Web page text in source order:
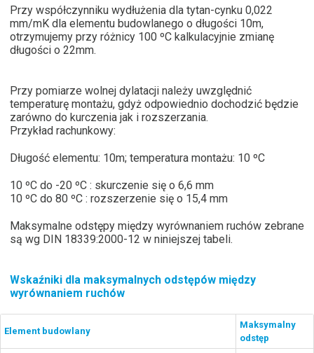
Przy współczynniku wydłużenia dla tytan-cynku 0,022
mm/mK dla elementu budowlanego o długości 10m,
otrzymujemy przy różnicy 100 ºC kalkulacyjnie zmianę
długości o 22mm.
Przy pomiarze wolnej dylatacji należy uwzględnić
temperaturę montażu, gdyż odpowiednio dochodzić będzie
zarówno do kurczenia jak i rozszerzania.
Przykład rachunkowy:
Długość elementu: 10m; temperatura montażu: 10 ºC
10 ºC do -20 ºC : skurczenie się o 6,6 mm
10 ºC do 80 ºC : rozszerzenie się o 15,4 mm
Maksymalne odstępy między wyrównaniem ruchów zebrane
są wg DIN 18339:2000-12 w niniejszej tabeli.
Wskaźniki dla maksymalnych odstępów między
wyrównaniem ruchów
Element budowlany
Maksymalny
odstęp